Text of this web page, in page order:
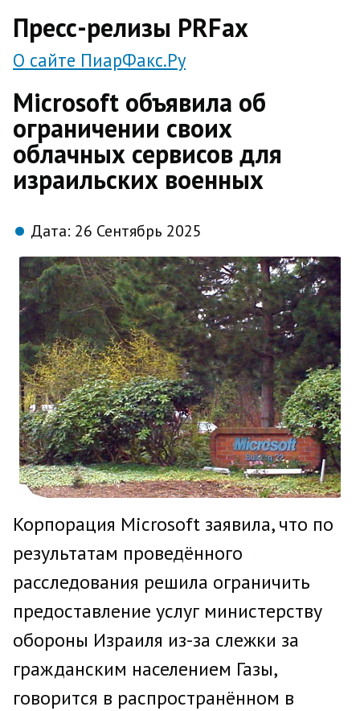
Пресс-релизы PRFax
О сайте ПиарФакс.Ру
Microsoft объявила об
ограничении своих
облачных сервисов для
израильских военных
Дата: 26 Сентябрь 2025
Корпорация Microsoft заявила, что по
результатам проведённого
расследования решила ограничить
предоставление услуг министерству
обороны Израиля из-за слежки за
гражданским населением Газы,
говорится в распространённом в